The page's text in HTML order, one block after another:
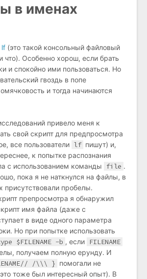
в именах
lf (это такой консольный файловый
что). Особенно хорош, если брать
и спокойно ими пользоваться. Но
гвоздь в попе
и тогда начинаются
привело меня к
свой скрипт для предпросмотра
все пользователи lf пишут) и,
к попытке распознания
с использованием команды
file .
пока я не наткнулся на файлы, в
присутствовали пробелы.
препросмотра я обнаружил
имя файла (даже с
в виде одного параметра
Но при попытке использовать
$FILENAME -b , если FILENAME
получаем полную ерунду. И
/\\\ } помогали не
тоже был интересный опыт). В